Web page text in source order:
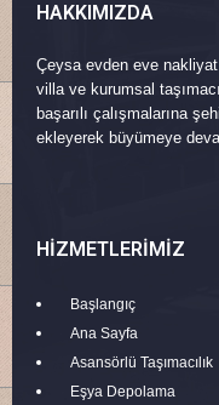
HAKKIMIZDA
Çeysa evden eve
villa ve kurumsal
başarılı çalışmalarına
ekleyerek büyümeye
HIZMETLERIMIZ
Başlangıç
Ana Sayfa
Asansörlü Taşımacılık
Eşya Depolama